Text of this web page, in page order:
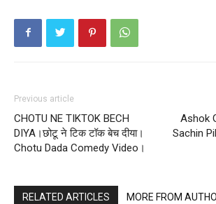
Previous article
CHOTU NE TIKTOK BECH
DIYA।छोटू ने टिक टॉक बेच दीया।
Chotu Dada Comedy Video।
Ashok
Sachin
RELATED ARTICLES MORE FROM